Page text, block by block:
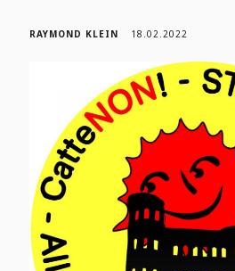
RAYMOND KLEIN 18.02.2022